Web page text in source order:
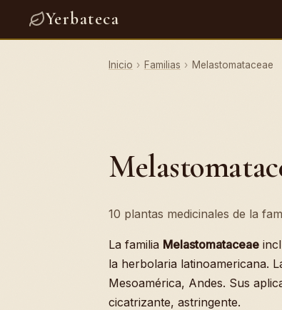
Yerbateca
Inicio › Familias › Melastomataceae
10 plantas medicinales de la
La familia Melastomataceae
la herbolaria latinoamericana.
Mesoamérica, Andes. Sus
cicatrizante, astringente.